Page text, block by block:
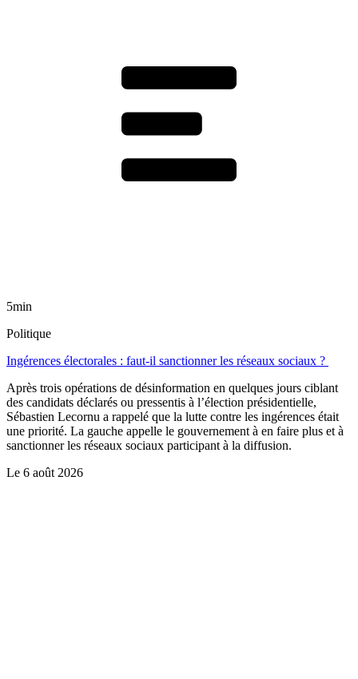
5min
Politique
Ingérences électorales : faut-il sanctionner les réseaux sociaux ?
Après trois opérations de désinformation en quelques jours ciblant
des candidats déclarés ou pressentis à l’élection présidentielle,
Sébastien Lecornu a rappelé que la lutte contre les ingérences était
une priorité. La gauche appelle le gouvernement à en faire plus et à
sanctionner les réseaux sociaux participant à la diffusion.
Le 6 août 2026